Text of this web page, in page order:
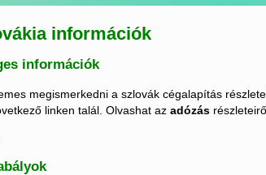
információk
információk
megismerkedni a szlovák cégalapítás
linken talál. Olvashat azadózás